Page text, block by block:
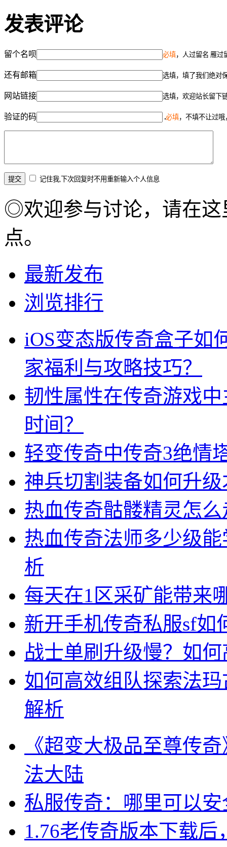
发表评论
留个名呗 必填，人过留名 雁过
还有邮箱 选填，填了我们绝对
网站链接 选填，欢迎站长留下
验证的码 必填，不填不让过
记住我,下次回复时不用重新输入个人信息
◎欢迎参与讨论，请在这
点。
最新发布
浏览排行
iOS变态版传奇盒子如
家福利与攻略技巧？
韧性属性在传奇游戏
时间？
轻变传奇中传奇3绝情
神兵切割装备如何升
热血传奇骷髅精灵怎
热血传奇法师多少级
析
每天在1区采矿能带来
新开手机传奇私服sf如
战士单刷升级慢？如
如何高效组队探索法
解析
《超变大极品至尊传
法大陆
私服传奇：哪里可以
1.76老传奇版本下载